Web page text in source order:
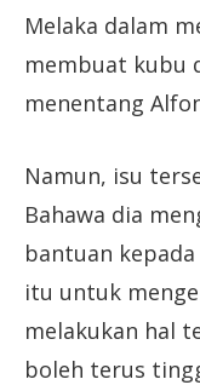
Melaka dalam
membuat kubu
menentang
Namun, isu
Bahawa dia
bantuan
itu untuk
melakukan hal
boleh terus